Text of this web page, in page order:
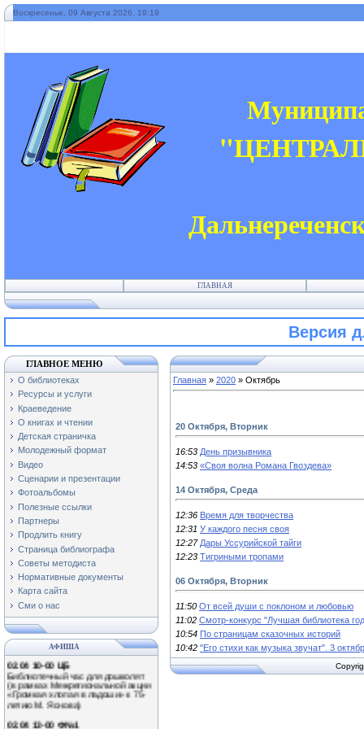
Воскресенье, 09 Августа 2026, 19:19
ГЛАВНАЯ
Версия
ГЛАВНОЕ МЕНЮ
О библиотеках
Ресурсы и услуги
Краеведение
О книгах и чтении
Детская страничка
Молодежный формат
Видео
Сценарии и презентации
Фотоальбомы
Полезные ссылки
Партнеры
Продлить книгу
Страница библиографа
Советы методиста
Нормативные документы
Карта сайта
Сми о нас
АФИША
01.04 11-00 Ф№3
Экологический час «Наши
крылатые друзья!»
(Международный день птиц)
0.04 13-00 Ф№1
Обзор книжной выставки
«Путешествие в мир природы»
02.04 10-00 ЦБ
Библиотечный час для дошколят
(в рамках Межрегиональной акции
«Громкая хлопая в ладоши» к 75-
летию М. Яснова)
02.04 13-00 Ф№1
Главная » 2020 » Октябрь
20 Октября, Вторник
16:53 День призывника
14:53 «Своя волна Романа Гвоздева»
14 Октября, Среда
12:36 Время для творчества
12:31 У каждого песня своя
12:27 Дары Уссурийской тайги
12:23 Тигриными тропами
06 Октября, Вторник
11:50 От всей души с поклоном и любовью
11:02 Смотр-конкурс "Лучшая библиотека
10:54 По страницам сказочных историй
10:42 "Его стихи как музыка звучат". 3